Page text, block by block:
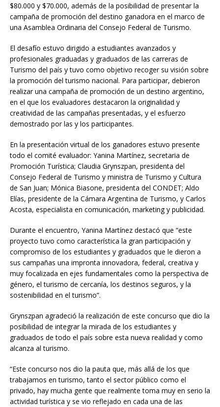
$80.000 y $70.000, además de la posibilidad de presentar la
campaña de promoción del destino ganadora en el marco de
una Asamblea Ordinaria del Consejo Federal de Turismo.
El desafío estuvo dirigido a estudiantes avanzados y
profesionales graduadas y graduados de las carreras de
Turismo del país y tuvo como objetivo recoger su visión sobre
la promoción del turismo nacional. Para participar, debieron
realizar una campaña de promoción de un destino argentino,
en el que los evaluadores destacaron la originalidad y
creatividad de las campañas presentadas, y el esfuerzo
demostrado por las y los participantes.
En la presentación virtual de los ganadores estuvo presente
todo el comité evaluador: Yanina Martínez, secretaria de
Promoción Turística; Claudia Grynszpan, presidenta del
Consejo Federal de Turismo y ministra de Turismo y Cultura
de San Juan; Mónica Biasone, presidenta del CONDET; Aldo
Elías, presidente de la Cámara Argentina de Turismo, y Carlos
Acosta, especialista en comunicación, marketing y publicidad.
Durante el encuentro, Yanina Martínez destacó que “este
proyecto tuvo como característica la gran participación y
compromiso de los estudiantes y graduados que le dieron a
sus campañas una impronta innovadora, federal, creativa y
muy focalizada en ejes fundamentales como la perspectiva de
género, el turismo de cercanía, los destinos seguros, y la
sostenibilidad en el turismo”.
Grynszpan agradeció la realización de este concurso que dio la
posibilidad de integrar la mirada de los estudiantes y
graduados de todo el país sobre esta nueva realidad y como
alcanza al turismo.
“Este concurso nos dio la pauta que, más allá de los que
trabajamos en turismo, tanto el sector público como el
privado, hay mucha gente que realmente toma muy en serio la
actividad turística y se vio reflejado en cada una de las